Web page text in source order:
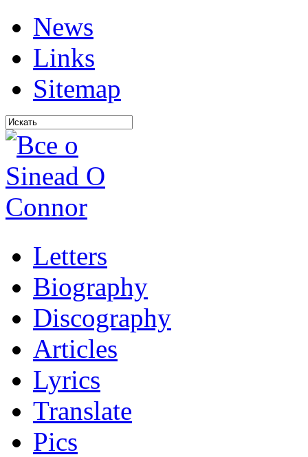
News
Links
Sitemap
Letters
Biography
Discography
Articles
Lyrics
Translate
Pics